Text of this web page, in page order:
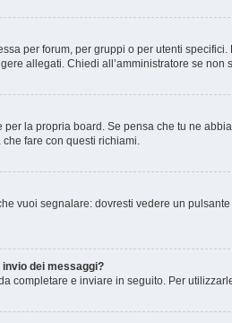
per forum, per gruppi o per utenti
allegati. Chiedi all’amministratore se
la propria board. Se pensa che tu ne
fare con questi richiami.
vuoi segnalare: dovresti vedere un
invio dei messaggi?
completare e inviare in seguito. Per